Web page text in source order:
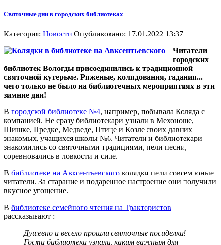
Святочные дни в городских библиотеках
Категория: Новости Опубликовано: 17.01.2022 13:37
Читатели
городских
библиотек Вологды присоединились к традиционной
святочной кутерьме. Ряженые, колядования, гадания...
чего только не было на библиотечных мероприятиях в эти
зимние дни!
В городской библиотеке №4, например, побывала Коляда с
компанией. Не сразу библиотекари узнали в Мехоноше,
Шишке, Предке, Медведе, Птице и Козле своих давних
знакомых, учащихся школы №6. Читатели и библиотекари
знакомились со святочными традициями, пели песни,
соревновались в ловкости и силе.
В библиотеке на Авксентьевского колядки пели совсем юные
читатели. За старание и подаренное настроение они получили
вкусное угощение.
В библиотеке семейного чтения на Трактористов
рассказывают :
Душевно и весело прошли святочные посиделки!
Гости библиотеки узнали, каким важным для